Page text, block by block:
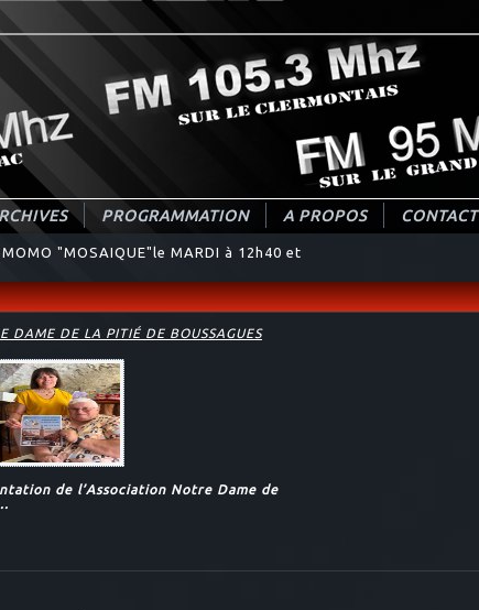
PROGRAMMATION A PROPOS CONTACT
"MOSAIQUE"le MARDI à 12h40 et
DAME DE LA PITIÉ DE BOUSSAGUES
de l’Association Notre Dame de